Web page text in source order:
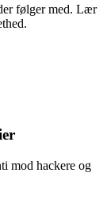
følger med. Lær
mod hackere og